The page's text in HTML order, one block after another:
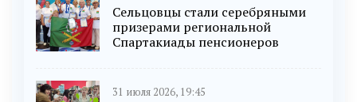
Сельцовцы стали серебряными
призерами региональной
Спартакиады пенсионеров
31 июля 2026, 19:45